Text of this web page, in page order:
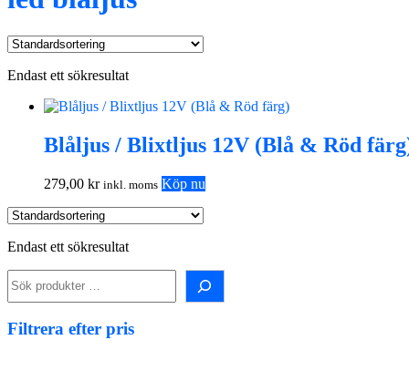
Endast ett sökresultat
Blåljus / Blixtljus 12V (Blå & Röd
279,00 kr inkl. moms Köp nu
Endast ett sökresultat
Filtrera efter pris